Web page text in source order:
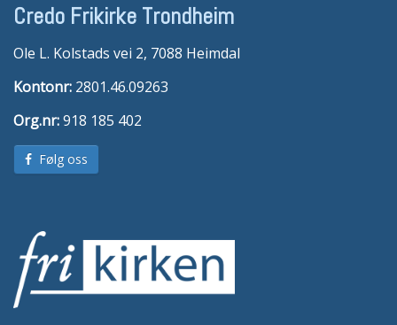
Credo Frikirke Trondheim
Ole L. Kolstads vei 2, 7088 Heimdal
Kontonr: 2801.46.09263
Org.nr:918 185 402
Følg oss